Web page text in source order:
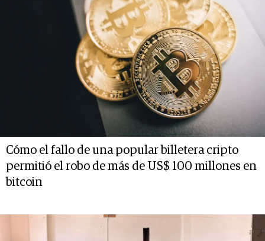
Cómo el fallo de una popular billetera cripto
permitió el robo de más de US$ 100 millones en
bitcoin